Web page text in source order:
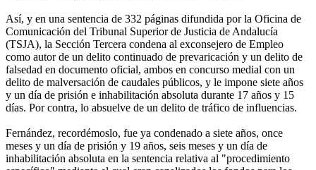
Así, y en una sentencia de 332 páginas difundida por la Oficina de
Comunicación del Tribunal Superior de Justicia de Andalucía
(TSJA), la Sección Tercera condena al exconsejero de Empleo
como autor de un delito continuado de prevaricación y un delito de
falsedad en documento oficial, ambos en concurso medial con un
delito de malversación de caudales públicos, y le impone siete años
y un día de prisión e inhabilitación absoluta durante 17 años y 15
días. Por contra, lo absuelve de un delito de tráfico de influencias.
Fernández, recordémoslo, fue ya condenado a siete años, once
meses y un día de prisión y 19 años, seis meses y un día de
inhabilitación absoluta en la sentencia relativa al "procedimiento